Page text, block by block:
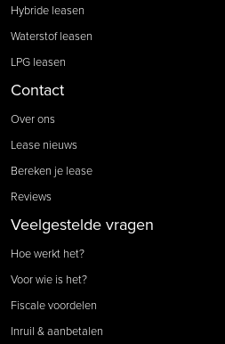
Hybride leasen
Waterstof leasen
LPG leasen
Contact
Over ons
Lease nieuws
Bereken je lease
Reviews
Veelgestelde vragen
Hoe werkt het?
Voor wie is het?
Fiscale voordelen
Inruil & aanbetalen